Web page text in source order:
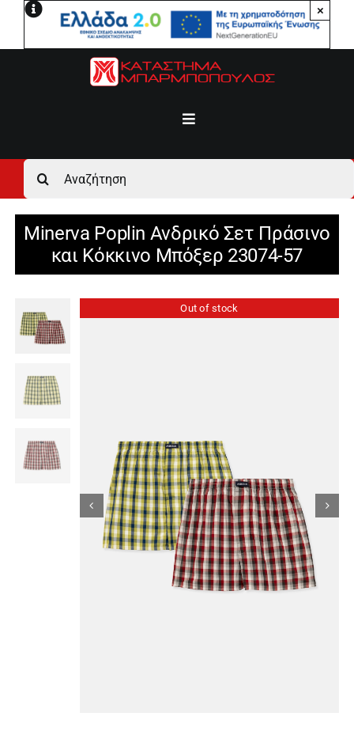
Μετάβαση
×
Toggle
Αρχική
Ανδρικά
Γυναικεία
Αγόρι
Είδη Παρέλασης
Σχετικά με εμάς
Αναζήτηση
για:
Minerva Poplin Ανδρικό Σετ Πράσινο
και Κόκκινο Μπόξερ 23074-57
Out of stock